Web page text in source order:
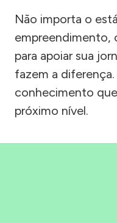
Não importa o
empreendimento,
para apoiar sua
fazem a
conhecimento
próximo nível.